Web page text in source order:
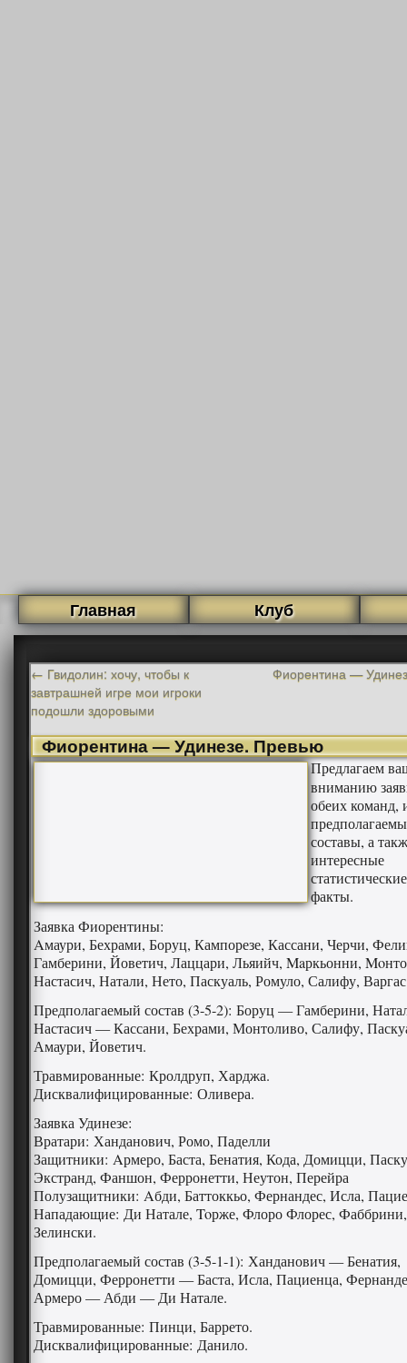
Главная Клуб
← Гвидолин: хочу, чтобы к
завтрашней игре мои игроки
подошли здоровыми
Фиорентина —
Фиорентина — Удинезе. Превью
Предлагаем
вниманию
обеих команд,
составы, а
интересные
статистические
факты.
Заявка Фиорентины:
Aмаури, Бехрами, Боруц, Кампорезе, Кассани, Черчи,
Гамберини, Йоветич, Лаццари, Льяийч, Maркьонни,
Настасич, Натали, Нето, Паскуаль, Ромуло, Салифу,
Предполагаемый состав (3-5-2): Боруц — Гамберини,
Настасич — Кассани, Бехрами, Монтоливо, Салифу,
Амаури, Йоветич.
Травмированные: Кролдруп, Харджа.
Дисквалифицированные: Оливера.
Заявка Удинезе:
Вратари: Ханданович, Ромо, Паделли
Защитники: Aрмеро, Баста, Бенатия, Кода, Домицци,
Экстранд, Фаншон, Ферронетти, Неутон, Перейра
Полузащитники: Aбди, Баттоккьо, Фернандес, Исла,
Нападающие: Ди Натале, Toрже, Флоро Флорес, Фаббрини,
Зелински.
Предполагаемый состав (3-5-1-1): Ханданович — Бенатия,
Домицци, Ферронетти — Баста, Исла, Пациенца,
Армеро — Абди — Ди Натале.
Травмированные: Пинци, Баррето.
Дисквалифицированные: Данило.